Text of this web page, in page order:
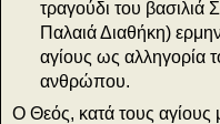
τραγούδι του βασιλιά
Παλαιά Διαθήκη)
αγίους ως αλληγορία
ανθρώπου.
Ο Θεός, κατά τους αγίους